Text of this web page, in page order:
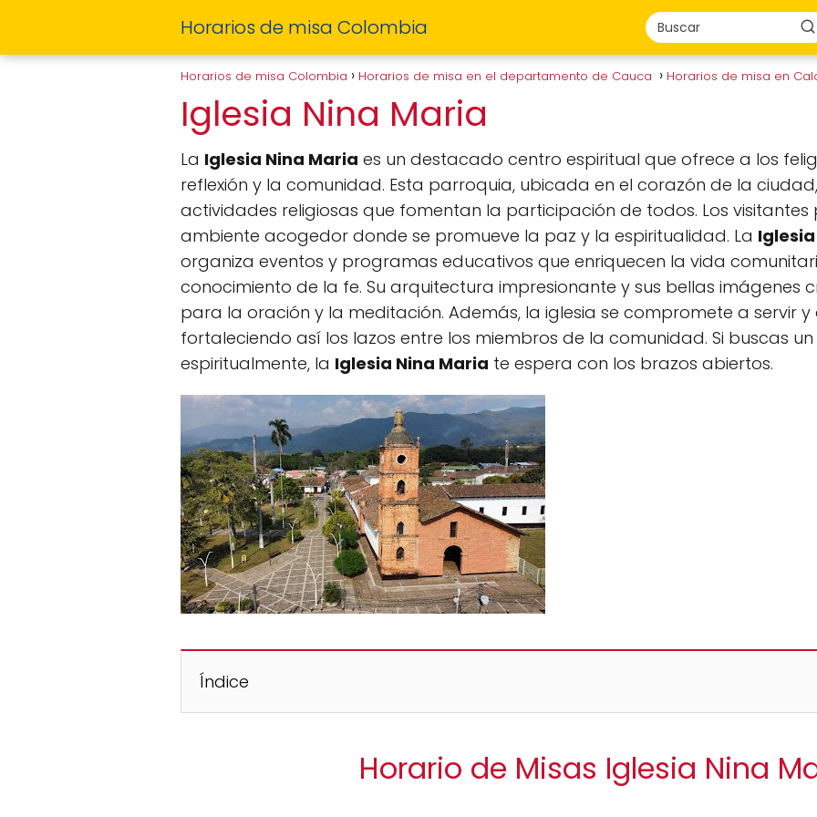
Horarios de misa Colombia
Horarios de misa Colombia Horarios de misa en el departamento de Cauca Horarios de misa en
Iglesia Nina Maria
La Iglesia Nina Maria es un destacado centro espiritual que ofrece a los
reflexión y la comunidad. Esta parroquia, ubicada en el corazón de la
actividades religiosas que fomentan la participación de todos. Los
ambiente acogedor donde se promueve la paz y la espiritualidad. La
organiza eventos y programas educativos que enriquecen la vida
conocimiento de la fe. Su arquitectura impresionante y sus bellas imágenes
para la oración y la meditación. Además, la iglesia se compromete a servir
fortaleciendo así los lazos entre los miembros de la comunidad. Si buscas
espiritualmente, la Iglesia Nina Maria te espera con los brazos abiertos.
Índice
Horario de Misas Iglesia Nina